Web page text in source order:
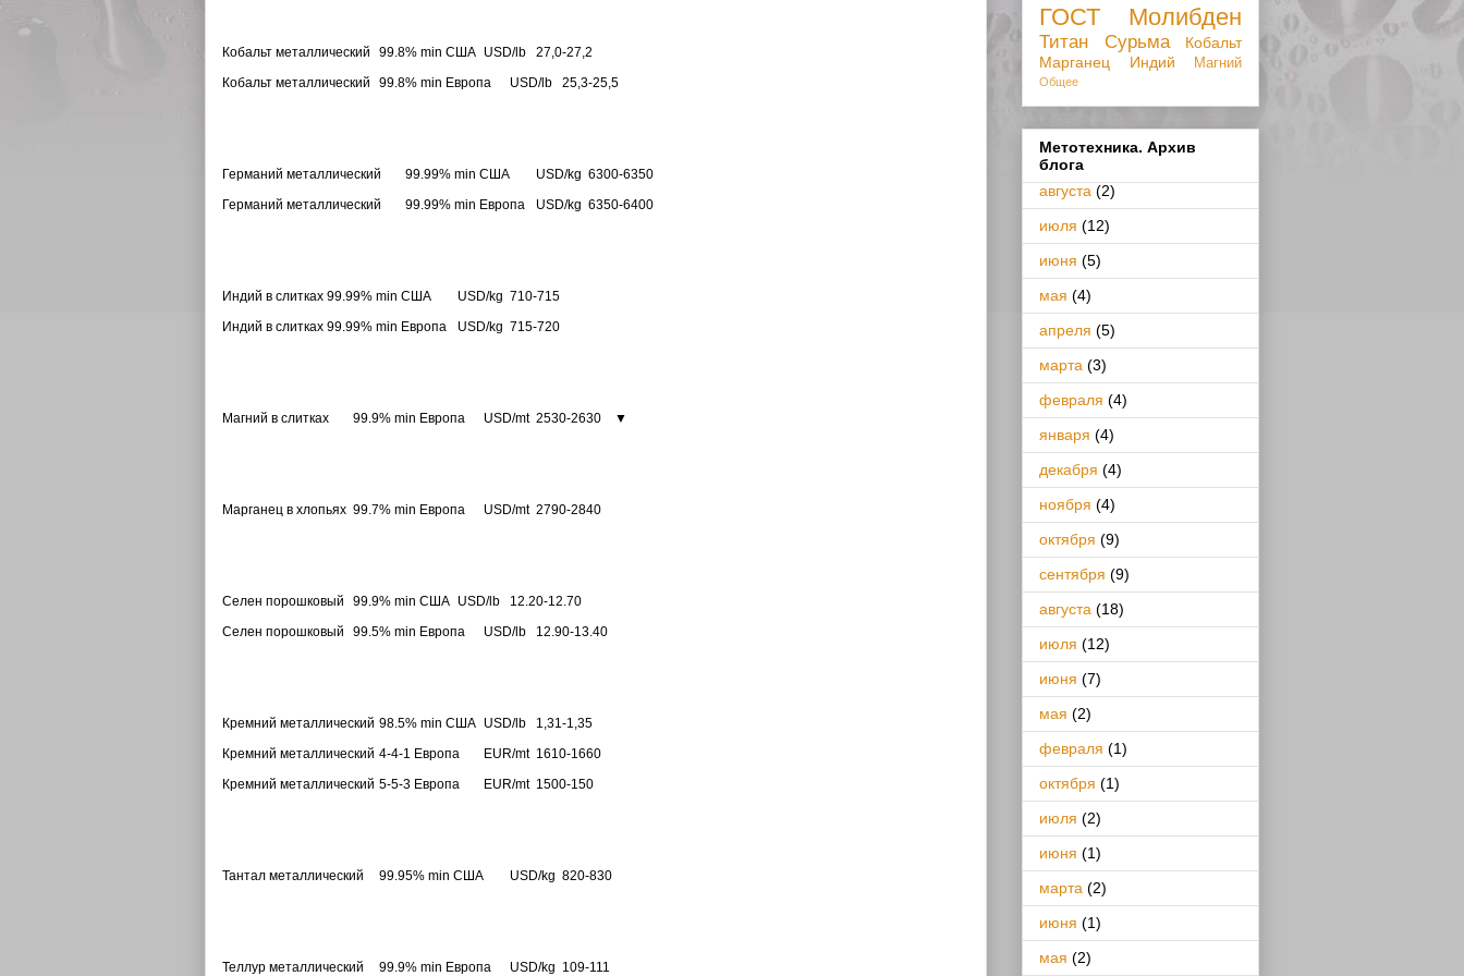
Кобальт металлический 99.8% min США USD/lb
27,0-27,2
Кобальт металлический
99.8% min Европа USD/lb 25,3-25,5
Германий металлический 99.99% min США USD/kg 6300-6350
Германий металлический
99.99% min Европа USD/kg 6350-6400
Индий в слитках 99.99% min США USD/kg 710-715
Индий в слитках 99.99% min Европа USD/kg 715-720
Магний в слитках 99.9% min Европа USD/mt 2530-2630 ▼
Марганец в хлопьях 99.7% min Европа USD/mt 2790-2840
Селен порошковый 99.9% min США USD/lb
12.20-12.70
Селен порошковый
99.5% min Европа USD/lb 12.90-13.40
Кремний металлический 98.5% min США USD/lb
1,31-1,35
Кремний металлический 4-4-1 Европа EUR/mt 1610-1660
Кремний металлический 5-5-3 Европа EUR/mt 1500-150
Тантал металлический 99.95% min США USD/kg 820-830
Теллур металлический 99.9% min Европа USD/kg 109-111
ГОСТ Молибден
Титан Сурьма
Кобальт
Марганец
Индий Магний
Общее
Метотехника. Архив
блога
августа (2)
июля (12)
июня (5)
мая (4)
апреля (5)
марта (3)
февраля (4)
января (4)
декабря (4)
ноября (4)
октября (9)
сентября (9)
августа (18)
июля (12)
июня (7)
мая (2)
февраля (1)
октября (1)
июля (2)
июня (1)
марта (2)
июня (1)
мая (2)